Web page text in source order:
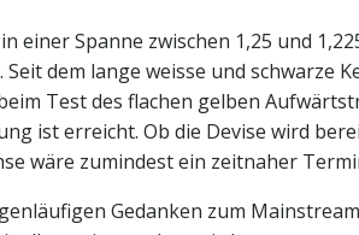
einer Spanne zwischen 1,25 und
dem lange weisse und schwarze
Test des flachen gelben
ist erreicht. Ob die Devise wird
wäre zumindest ein zeitnaher
Gedanken zum